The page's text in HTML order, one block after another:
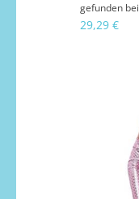
gefunden bei
29,29 €